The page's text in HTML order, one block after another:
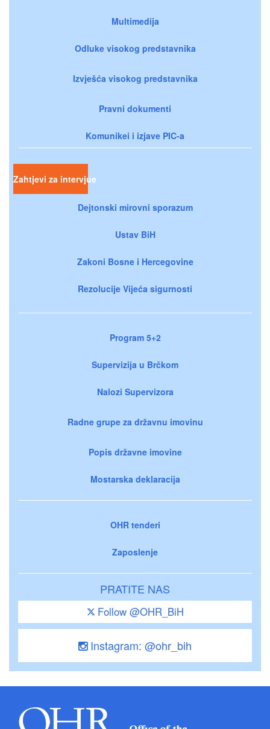
Multimedija
Odluke visokog predstavnika
Izvješća visokog predstavnika
Pravni dokumenti
Komunikei i izjave PIC-a
Zahtjevi za intervjue
Dejtonski mirovni sporazum
Ustav BiH
Zakoni Bosne i Hercegovine
Rezolucije Vijeća sigurnosti
Program 5+2
Supervizija u Brčkom
Nalozi Supervizora
Radne grupe za državnu imovinu
Popis državne imovine
Mostarska deklaracija
OHR tenderi
Zaposlenje
PRATITE NAS
Follow @OHR_BiH
Instagram: @ohr_bih